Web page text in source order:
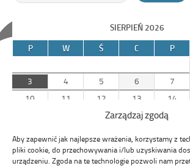
Zarządzaj zgodą
Aby zapewnić jak najlepsze wrażenia, korzystamy z
pliki cookie, do przechowywania i/lub uzyskiwania
urządzeniu. Zgoda na te technologie pozwoli nam
SIERPIEŃ 2026
P
W Ś C P
3
4 5 6 7
10
11 12 13 14
19 20 21
31